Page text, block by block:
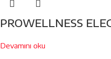
PROWELLNESS
Devamını oku